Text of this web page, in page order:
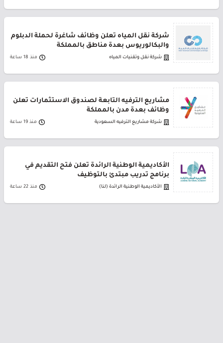
شركة نقل المياه تعلن وظائف شاغرة لحملة الدبلوم
والبكالوريوس بعدة مناطق بالمملكة
شركة نقل وتقنيات المياه منذ 18 ساعة
مشاريع الترفيه التابعة لصندوق الاستثمارات تعلن
وظائف بعدة مدن بالمملكة
شركة مشاريع الترفيه السعودية منذ 19 ساعة
الأكاديمية الوطنية الرائدة تعلن فتح التقديم في
برنامج تدريب مبتدئ بالتوظيف
الأكاديمية الوطنية الرائدة (لنا) منذ 22 ساعة